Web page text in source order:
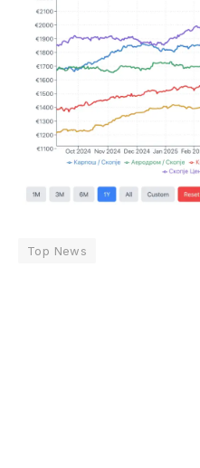
Top News